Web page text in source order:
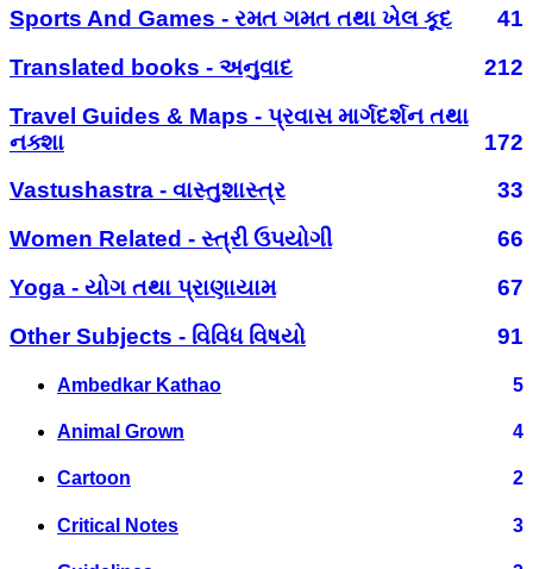
Sports And Games - રમત ગમત તથા ખેલ કૂદ
41
Translated books - અનુવાદ
212
Travel Guides & Maps - પ્રવાસ માર્ગદર્શન તથા
નક્શા
172
Vastushastra - વાસ્તુશાસ્ત્ર
33
Women Related - સ્ત્રી ઉપયોગી
66
Yoga - યોગ તથા પ્રાણાયામ
67
Other Subjects - વિવિધ વિષયો
91
Ambedkar Kathao 5
Animal Grown 4
Cartoon 2
Critical Notes 3